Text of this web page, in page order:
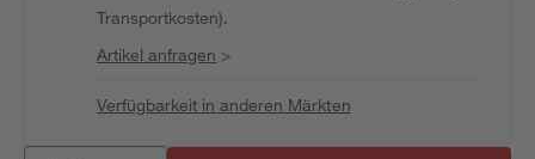
Transportkosten).
Artikel anfragen >
Verfügbarkeit in anderen Märkten